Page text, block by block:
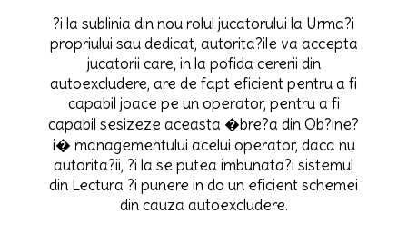
?i la sublinia din nou rolul jucatorului la Urma?i
propriului sau dedicat, autorita?ile va accepta
jucatorii care, in la pofida cererii din
autoexcludere, are de fapt eficient pentru a fi
capabil joace pe un operator, pentru a fi
capabil sesizeze aceasta �bre?a din Ob?ine?
i� managementului acelui operator, daca nu
autorita?ii, ?i la se putea imbunata?i sistemul
din Lectura ?i punere in do un eficient schemei
din cauza autoexcludere.